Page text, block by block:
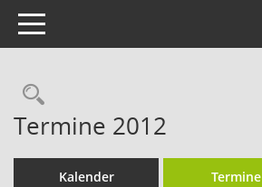
Toggle navigation
Rechercheauswahl
Termine 2012
Kalender Termine